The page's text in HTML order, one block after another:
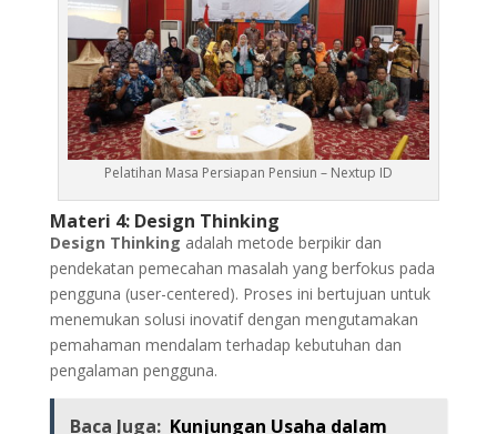
Pelatihan Masa Persiapan Pensiun – Nextup ID
Materi 4: Design Thinking
Design Thinking adalah metode berpikir dan
pendekatan pemecahan masalah yang berfokus pada
pengguna (user-centered). Proses ini bertujuan untuk
menemukan solusi inovatif dengan mengutamakan
pemahaman mendalam terhadap kebutuhan dan
pengalaman pengguna.
Baca Juga: Kunjungan Usaha dalam